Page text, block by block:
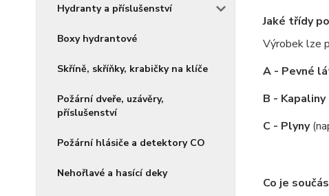
Hydranty a příslušenství
Boxy hydrantové
Skříně, skříňky, krabičky na klíče
Požární dveře, uzávěry,
příslušenství
Požární hlásiče a detektory CO
Nehořlavé a hasící deky
Jaké třídy
Výrobek lze
A - Pevné
B - Kapaliny
C - Plyny
Co je